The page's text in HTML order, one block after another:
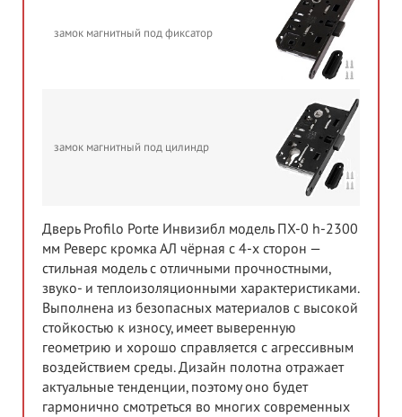
замок магнитный под фиксатор
замок магнитный под цилиндр
Дверь Profilo Porte Инвизибл модель ПХ-0 h-2300
мм Реверс кромка АЛ чёрная c 4-x сторон —
стильная модель с отличными прочностными,
звуко- и теплоизоляционными характеристиками.
Выполнена из безопасных материалов с высокой
стойкостью к износу, имеет выверенную
геометрию и хорошо справляется с агрессивным
воздействием среды. Дизайн полотна отражает
актуальные тенденции, поэтому оно будет
гармонично смотреться во многих современных